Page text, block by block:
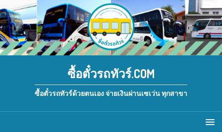
ซื้อตั๋วรถทัวร์.COM
ซื้อตั๋วรถทัวร์ด้วยตนเอง จ่ายเงินผ่านเซเว่น ทุกสาขา